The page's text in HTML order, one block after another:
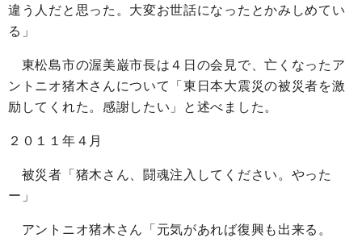
違う人だと思った。大変お世話になったとかみしめてい
る」
東松島市の渥美巌市長は４日の会見で、亡くなったア
ントニオ猪木さんについて「東日本大震災の被災者を激
励してくれた。感謝したい」と述べました。
２０１１年４月
被災者「猪木さん、闘魂注入してください。やった
ー」
アントニオ猪木さん「元気があれば復興も出来る。